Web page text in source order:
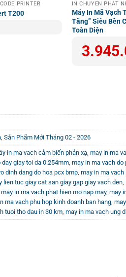
PRINTER
T200
IN CHUYỂN PHÁT
Máy In Mã Vạch
Tăng” Siêu Bền
Toàn Diện
Giá
gốc
Giá
hiện
, Sản Phẩm Mới Tháng 02 - 2026
in ma vach cảm biến phản xạ, may in ma
giay toi da 0.254mm, may in ma vach do
dinh dang do hoa pcx bmp, may in ma
lien tuc giay cat san giay gap giay vach den,
may in ma vach phat hien mo nap may, may
ma vach phu hop kinh doanh ban hang,
tuoi tho dau in 30 km, may in ma vach ung